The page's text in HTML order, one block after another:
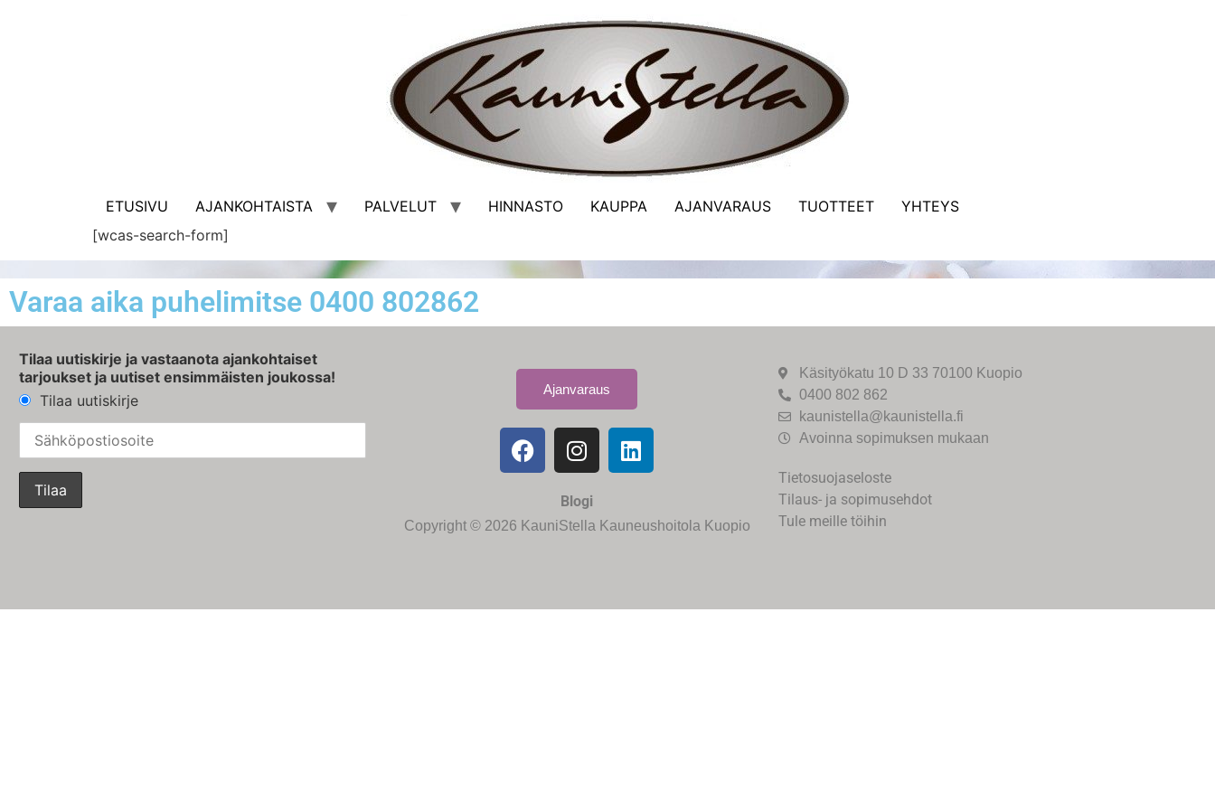
ETUSIVU AJANKOHTAISTA PALVELUT HINNASTO KAUPPA AJANVARAUS TUOTTEET
YHTEYS
[wcas-search-form]
Varaa aika puhelimitse 0400 802862
Tilaa uutiskirje ja vastaanota ajankohtaiset
tarjoukset ja uutiset ensimmäisten joukossa!
Tilaa uutiskirje
Ajanvaraus
Blogi
Copyright © 2026 KauniStella Kauneushoitola Kuopio
Käsityökatu 10 D 33 70100 Kuopio
0400 802 862
kaunistella@kaunistella.fi
Avoinna sopimuksen mukaan
Tietosuojaseloste
Tilaus- ja sopimusehdot
Tule meille töihin